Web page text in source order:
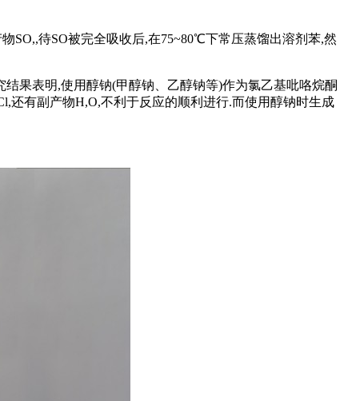
SO,,待SO被完全吸收后,在75~80℃下常压蒸馏出溶剂苯,然
果表明,使用醇钠(甲醇钠、乙醇钠等)作为氯乙基吡咯烷酮
有副产物H,O,不利于反应的顺利进行.而使用醇钠时生成